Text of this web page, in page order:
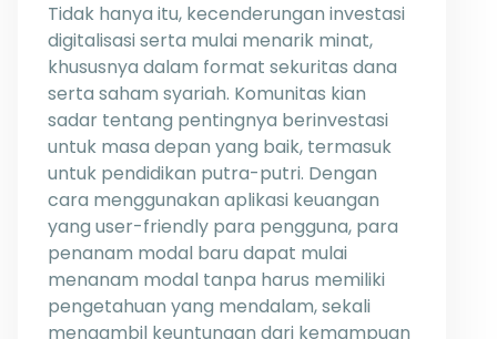
Tidak hanya itu, kecenderungan investasi
digitalisasi serta mulai menarik minat,
khususnya dalam format sekuritas dana
serta saham syariah. Komunitas kian
sadar tentang pentingnya berinvestasi
untuk masa depan yang baik, termasuk
untuk pendidikan putra-putri. Dengan
cara menggunakan aplikasi keuangan
yang user-friendly para pengguna, para
penanam modal baru dapat mulai
menanam modal tanpa harus memiliki
pengetahuan yang mendalam, sekali
mengambil keuntungan dari kemampuan